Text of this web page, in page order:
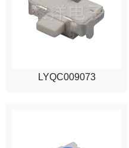
LYQC009073